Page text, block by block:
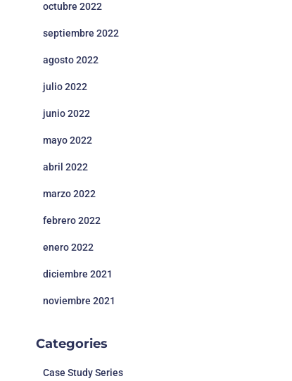
octubre 2022
septiembre 2022
agosto 2022
julio 2022
junio 2022
mayo 2022
abril 2022
marzo 2022
febrero 2022
enero 2022
diciembre 2021
noviembre 2021
Categories
Case Study Series